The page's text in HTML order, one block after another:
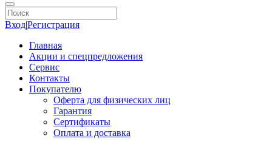
Вход|Регистрация
Главная
Акции и спецпредложения
Сервис
Контакты
Покупателю
Оферта для физических лиц
Гарантия
Сертификаты
Оплата и доставка